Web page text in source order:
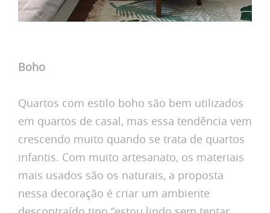
Boho
Quartos com estilo boho são bem utilizados
em quartos de casal, mas essa tendência vem
crescendo muito quando se trata de quartos
infantis. Com muito artesanato, os materiais
mais usados são os naturais, a proposta
nessa decoração é criar um ambiente